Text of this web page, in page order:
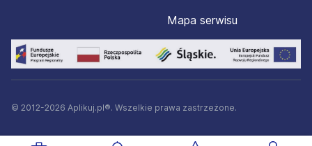
Mapa serwisu
© 2012-2026 Aplikuj.pl®. Wszelkie prawa zastrzeżone.